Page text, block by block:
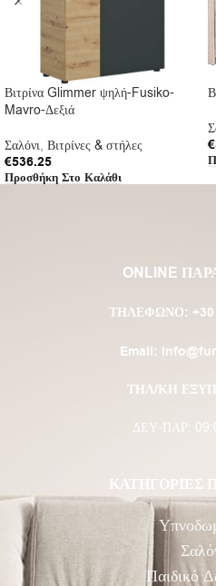
Βιτρίνα Glimmer ψηλή-Fusiko-
Mavro-Δεξιά
Σαλόνι, Βιτρίνες & στήλες
€536.25
Προσθήκη Στο Καλάθι
€
ONLINE
ΤΗΛΈΦΩΝΟ:
Email:
ΤΗΛ/ΚΗ
ΔΕΥ-ΠΑΡ:
ΚΑΤΗΓΟΡΙΕΣ
Παιδικό